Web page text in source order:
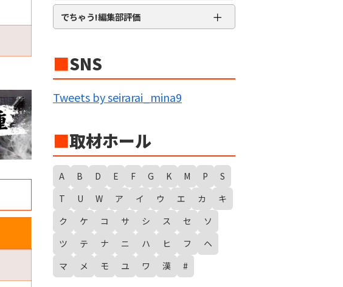
APRO流星群取材
三大天
久留米ジャック
BIG BANG
回胴の極意
WANTED WONDERLAND
ギガスラッシュ
超ギガスラッシュ
新春スタートダッシュ取材
GRAND WARS-新店実践録-
SUGEEEEEEE!
ギャラクシー取材
グランドクラッシュ
トリプルユニオン
でちゃう!編集部評価 ＋
★★★★
★★★
★★
■SNS
Tweets by seirarai_mina9
■取材ホール
A B D E F G K M P
S
T
U W ア イ ウ エ カ
キ
ク
ケ コ サ シ ス セ
ソ
ツ
テ ナ ニ ハ ヒ フ
ヘ
マ
メ モ ユ ワ 漢 #